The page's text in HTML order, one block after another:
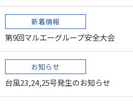
新着情報
第9回マルエーグループ安全大会
お知らせ
台風23,24,25号発生のお知らせ